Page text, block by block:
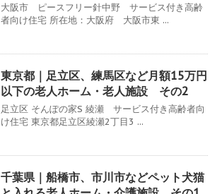
大阪市 ピースフリー針中野 サービス付き高齢
者向け住宅 所在地：大阪府 大阪市東 ...
東京都｜足立区、練馬区など月額15万円
以下の老人ホーム・老人施設 その2
足立区 そんぽの家S 綾瀬 サービス付き高齢者向
け住宅 東京都足立区綾瀬2丁目3 ...
千葉県｜船橋市、市川市などペット犬猫